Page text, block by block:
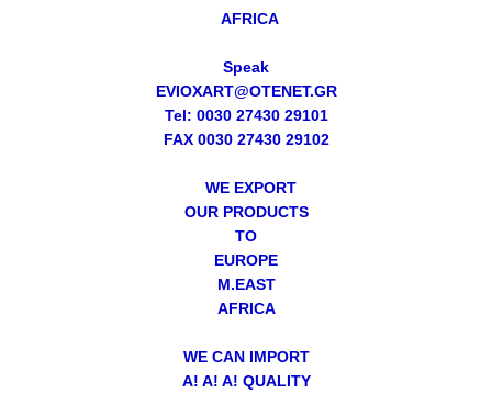
AFRICA
Speak
EVIOXART@OTENET.GR
Tel: 0030 27430 29101
FAX 0030 27430 29102
WE EXPORT
OUR PRODUCTS
TO
EUROPE
M.EAST
AFRICA
WE CAN IMPORT
A! A! A! QUALITY